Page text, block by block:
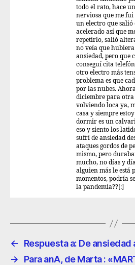
todo el rato, hace
nerviosa que me
un electro que salió
acelerado así que
repetirlo, salió
no veía que
ansiedad, pero que
conseguí cita
otro electro más
problema es que
por las nubes.
diciembre para otra
volviendo loca ya,
casa y siempre
dormir es un
eso y siento los
sufrí de ansiedad
ataques gordos de
mismo, pero
mucho, no días y
alguien más le está
momentos, podría
la pandemia??[:]
←
Respuesta a: De ansiedad
→
Para anA, de Marta :